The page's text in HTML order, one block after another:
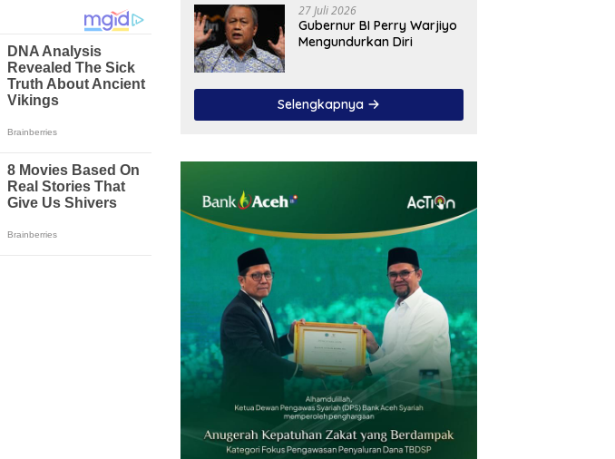
27 Juli 2026
Gubernur BI Perry Warjiyo
Mengundurkan Diri
Selengkapnya